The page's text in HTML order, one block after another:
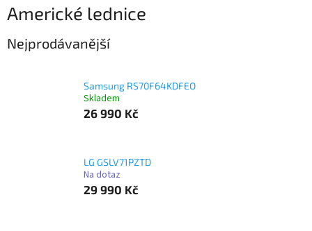
Americké lednice
Nejprodávanější
Samsung RS70F64KDFEO
Skladem
26 990 Kč
LG GSLV71PZTD
Na dotaz
29 990 Kč